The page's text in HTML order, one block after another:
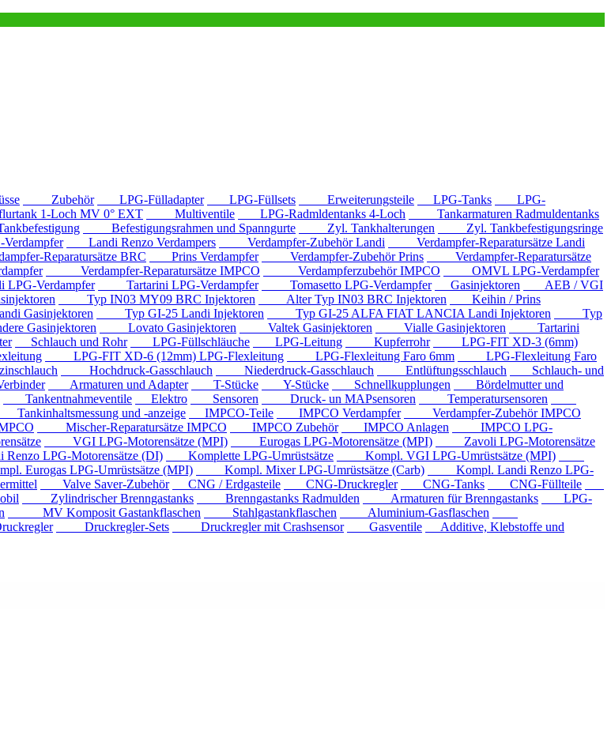
Zubehör LPG-Fülladapter LPG-Füllsets Erweiterungsteile LPG-Tanks
LPG-
1-Loch MV 0° EXT Multiventile LPG-Radmldentanks 4-Loch
Tankarmaturen Radmuldentanks
Befestigungsrahmen und Spanngurte Zyl. Tankhalterungen
Zyl. Tankbefestigungsringe
Landi Renzo Verdampers Verdampfer-Zubehör Landi
Verdampfer-Reparatursätze Landi
Reparatursätze BRC Prins Verdampfer Verdampfer-Zubehör Prins
Verdampfer-Reparatursätze
Verdampfer-Reparatursätze IMPCO Verdampferzubehör IMPCO
OMVL LPG-Verdampfer
Verdampfer Tartarini LPG-Verdampfer Tomasetto LPG-Verdampfer Gasinjektoren
AEB / VGI
Typ IN03 MY09 BRC Injektoren Alter Typ IN03 BRC Injektoren
Keihin / Prins
Gasinjektoren Typ GI-25 Landi Injektoren Typ GI-25 ALFA FIAT LANCIA Landi Injektoren
Typ
Gasinjektoren Lovato Gasinjektoren Valtek Gasinjektoren Vialle Gasinjektoren
Tartarini
Schlauch und Rohr LPG-Füllschläuche LPG-Leitung Kupferrohr
LPG-FIT XD-3 (6mm)
LPG-FIT XD-6 (12mm) LPG-Flexleitung LPG-Flexleitung Faro 6mm
LPG-Flexleitung Faro
Hochdruck-Gasschlauch Niederdruck-Gasschlauch Entlüftungsschlauch
Schlauch- und
Armaturen und Adapter T-Stücke Y-Stücke Schnellkupplungen
Bördelmutter und
Tankentnahmeventile Elektro Sensoren Druck- un MAPsensoren
Temperatursensoren
Tankinhaltsmessung und -anzeige IMPCO-Teile IMPCO Verdampfer
Verdampfer-Zubehör IMPCO
Mischer-Reparatursätze IMPCO IMPCO Zubehör IMPCO Anlagen
IMPCO LPG-
VGI LPG-Motorensätze (MPI) Eurogas LPG-Motorensätze (MPI)
Zavoli LPG-Motorensätze
LPG-Motorensätze (DI) Komplette LPG-Umrüstsätze
Kompl. VGI LPG-Umrüstsätze (MPI)
Eurogas LPG-Umrüstsätze (MPI) Kompl. Mixer LPG-Umrüstsätze (Carb)
Kompl. Landi Renzo LPG-
Valve Saver-Zubehör CNG / Erdgasteile CNG-Druckregler CNG-Tanks
CNG-Füllteile
Zylindrischer Brenngastanks Brenngastanks Radmulden Armaturen für Brenngastanks
LPG-
MV Komposit Gastankflaschen Stahlgastankflaschen
Aluminium-Gasflaschen
Druckregler-Sets Druckregler mit Crashsensor Gasventile
Additive, Klebstoffe und